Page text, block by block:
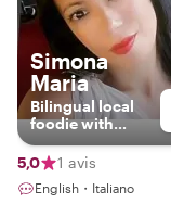
Simona
Maria
Bilingual local
foodie with
British vibes &
Sicilian soul -
Ready to share
authentic Catania
5,0 1 avis
English・Italiano